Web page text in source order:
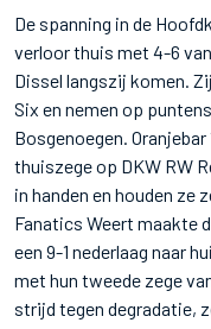
De spanning in de
verloor thuis met 4-6
Dissel langszij komen.
Six en nemen op
Bosgenoegen.
thuiszege op DKW RW
in handen en houden ze
Fanatics Weert maakte
een 9-1 nederlaag naar
met hun tweede zege
strijd tegen degradatie,